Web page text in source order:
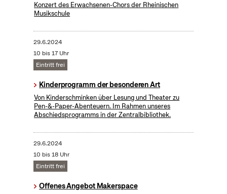
Konzert des Erwachsenen-Chors der Rheinischen
Musikschule
29.6.2024
10 bis 17 Uhr
Eintritt frei
Kinderprogramm der besonderen Art
Von Kinderschminken über Lesung und Theater zu
Pen-&-Paper-Abenteuern. Im Rahmen unseres
Abschiedsprogramms in der Zentralbibliothek.
29.6.2024
10 bis 18 Uhr
Eintritt frei
Offenes Angebot Makerspace